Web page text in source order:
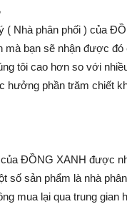
( Nhà phân phối ) của
mà bạn sẽ nhận được đó
tôi cao hơn so với
hưởng phần trăm chiết
ĐỒNG XANH được
số sản phẩm là nhà
mua lại qua trung gian